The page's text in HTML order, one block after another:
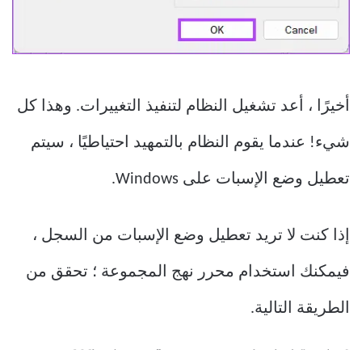
أخيرًا ، أعد تشغيل النظام لتنفيذ التغييرات. وهذا كل
شيء! عندما يقوم النظام بالتمهيد احتياطيًا ، سيتم
تعطيل وضع الإسبات على Windows.
إذا كنت لا تريد تعطيل وضع الإسبات من السجل ،
فيمكنك استخدام محرر نهج المجموعة ؛ تحقق من
الطريقة التالية.